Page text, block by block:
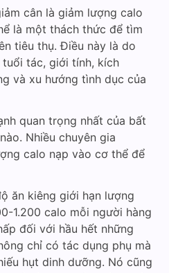
cân là giảm lượng calo
là một thách thức để tìm
tiêu thụ. Điều này là do
tác, giới tính, kích
và xu hướng tình dục của
quan trọng nhất của bất
Nhiều chuyên gia
calo nạp vào cơ thể để
ăn kiêng giới hạn lượng
1.200 calo mỗi người hàng
đối với hầu hết những
chỉ có tác dụng phụ mà
hụt dinh dưỡng. Nó cũng